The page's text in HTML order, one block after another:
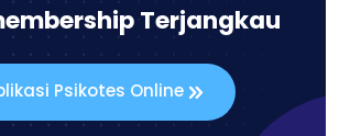
Terjangkau
Psikotes Online